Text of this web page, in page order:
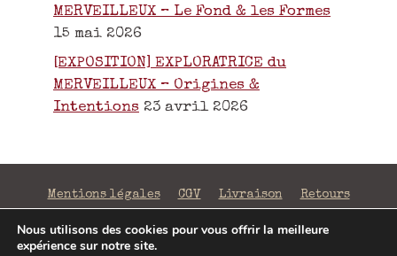
MERVEILLEUX – Le Fond & les Formes
15 mai 2026
[EXPOSITION] EXPLORATRICE du
MERVEILLEUX – Origines &
Intentions 23 avril 2026
Mentions légales CGV Livraison Retours
Confidentialité
Nous utilisons des cookies pour vous offrir la meilleure
expérience sur notre site.